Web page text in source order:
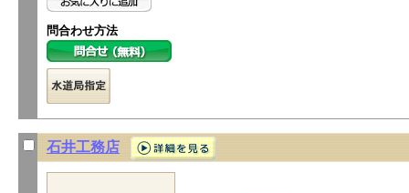
問合わせ方法
石井工務店